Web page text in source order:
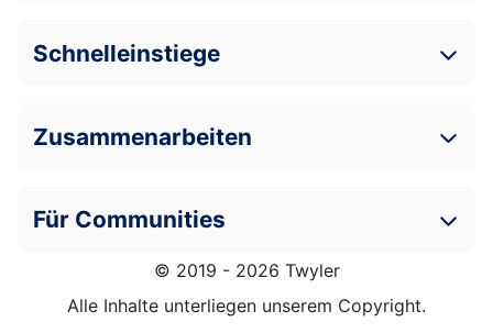
Schnelleinstiege
Zusammenarbeiten
Für Communities
© 2019 - 2026 Twyler
Alle Inhalte unterliegen unserem Copyright.